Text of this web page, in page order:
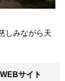
しみながら天
サイト